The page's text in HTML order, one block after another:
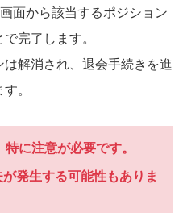
面から該当するポジション
完了します。
解消され、退会手続きを進
。
に注意が必要です。
発生する可能性もありま